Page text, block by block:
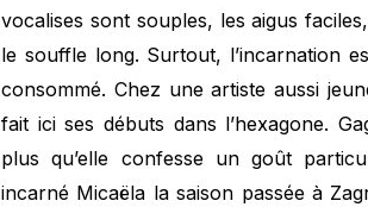
vocalises sont souples, les aigus
le souffle long. Surtout, l’incarnation
consommé. Chez une artiste aussi
fait ici ses débuts dans l’hexagone.
plus qu’elle confesse un goût
incarné Micaëla la saison passée à